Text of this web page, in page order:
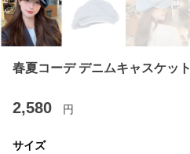
春夏コーデ デニムキャスケット
2,580 円
サイズ